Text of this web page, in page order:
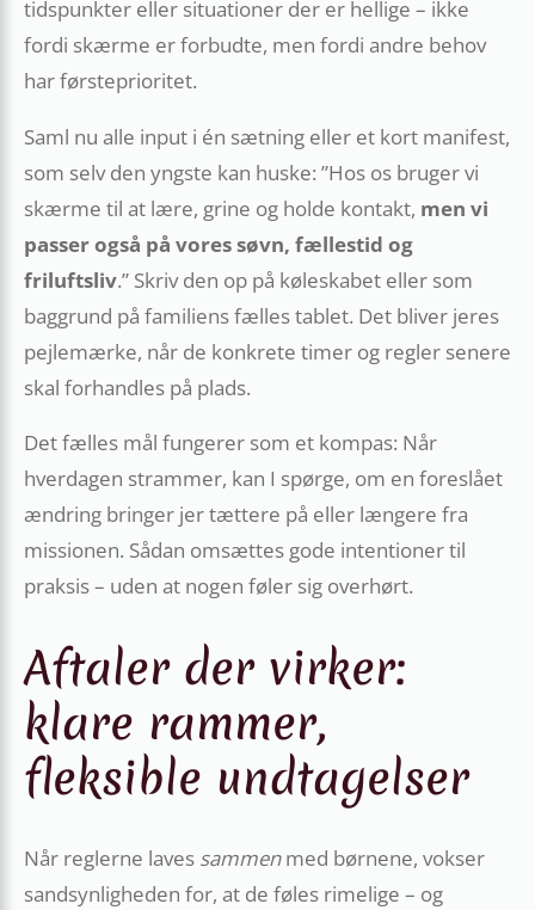
tidspunkter eller situationer der er hellige – ikke
fordi skærme er forbudte, men fordi andre behov
har førsteprioritet.
Sam­l nu alle input i én sætning eller et kort manifest,
som selv den yngste kan huske: ”Hos os bruger vi
skærme til at lære, grine og holde kontakt, men vi
passer også på vores søvn, fællestid og
friluftsliv.” Skriv den op på køleskabet eller som
baggrund på familiens fælles tablet. Det bliver jeres
pejlemærke, når de konkrete timer og regler senere
skal forhandles på plads.
Det fælles mål fungerer som et kompas: Når
hverdagen strammer, kan I spørge, om en foreslået
ændring bringer jer tættere på eller længere fra
missionen. Sådan omsættes gode intentioner til
praksis – uden at nogen føler sig overhørt.
Aftaler der virker:
klare rammer,
fleksible undtagelser
Når reglerne laves sammenmed børnene, vokser
sandsynligheden for, at de føles rimelige – og